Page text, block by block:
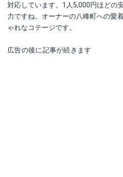
対応しています。1人5,000円ほどの
力ですね。オーナーの八峰町への愛
ゃれなコテージです。
広告の後に記事が続きます